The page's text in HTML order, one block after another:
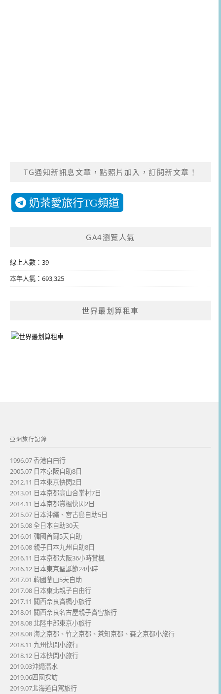
TG通知新訊息文章，點照片加入，訂閱新文章！
奶茶愛旅行TG頻道
GA4瀏覽人氣
線上人數：39
本年人氣：693,325
世界最划算租車
亞洲旅行記錄
1996.07 香港自由行
2005.07 日本京阪自助8日
2012.11 日本東京快閃2日
2013.01 日本京都高山合掌村7日
2014.11 日本京都賞楓快閃2日
2015.07 日本沖繩、宮古島自助5日
2015.08 全日本自助30天
2016.01 韓國首爾5天自助
2016.08 親子日本九州自助8日
2016.11 日本京都大阪36小時賞楓
2016.12 日本東京聖誕節24小時
2017.01 韓國釜山5天自助
2017.08 日本東北親子自由行
2017.11 關西奈良賞楓小旅行
2018.01 關西奈良名古屋親子賞雪旅行
2018.08 北陸中部東京小旅行
2018.08 海之京都、竹之京都、茶知京都、森之京都小旅行
2018.11 九州快閃小旅行
2018.12 日本快閃小旅行
2019.03沖繩潛水
2019.06四國採訪
2019.07北海道自駕旅行